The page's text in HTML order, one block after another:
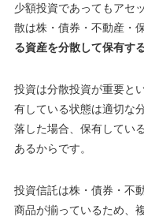
少額投資であってもアセ
散は株・債券・不動産・
る資産を分散して保有す
投資は分散投資が重要と
有している状態は適切な
落した場合、保有してい
あるからです。
投資信託は株・債券・不
商品が揃っているため、